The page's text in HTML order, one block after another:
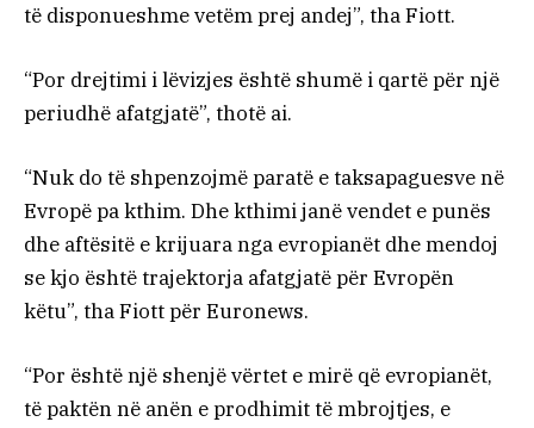
të disponueshme vetëm prej andej”, tha Fiott.
“Por drejtimi i lëvizjes është shumë i qartë për një
periudhë afatgjatë”, thotë ai.
“Nuk do të shpenzojmë paratë e taksapaguesve në
Evropë pa kthim. Dhe kthimi janë vendet e punës
dhe aftësitë e krijuara nga evropianët dhe mendoj
se kjo është trajektorja afatgjatë për Evropën
këtu”, tha Fiott për Euronews.
“Por është një shenjë vërtet e mirë që evropianët,
të paktën në anën e prodhimit të mbrojtjes, e